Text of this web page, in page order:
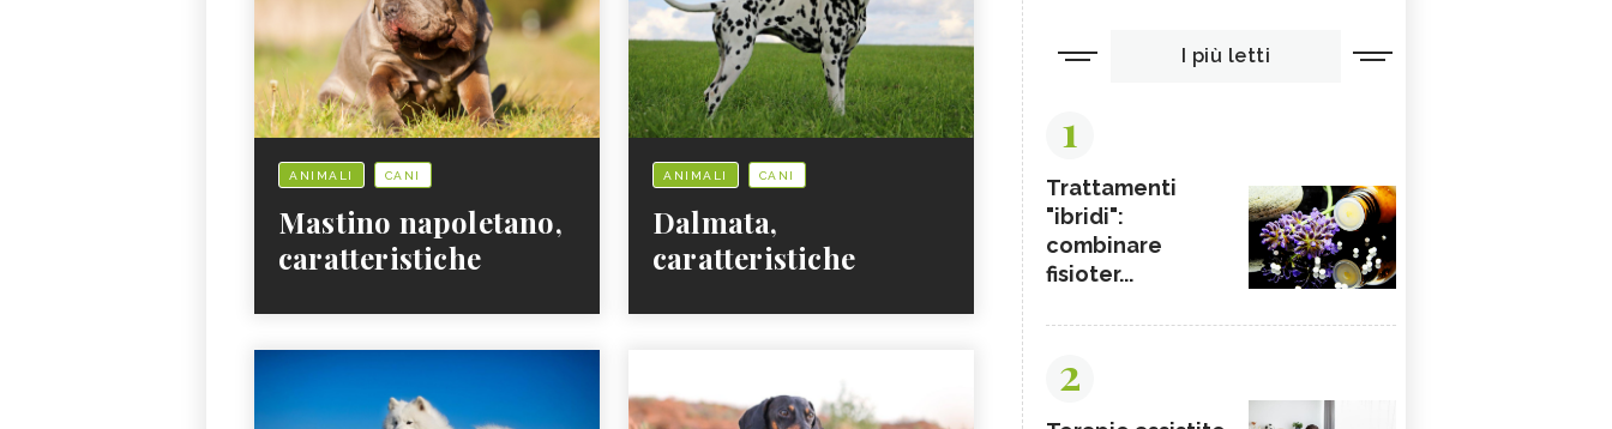
ANIMALI CANI
Mastino napoletano,
caratteristiche
ANIMALI CANI
Dalmata,
caratteristiche
I più letti
1
Trattamenti
"ibridi":
combinare
fisioter...
2